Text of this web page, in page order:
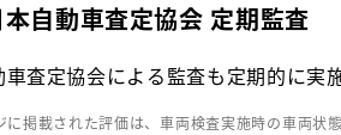
本自動車査定協会 定期監査
車査定協会による監査も定期的に実
掲載された評価は、車両検査実施時の車両状